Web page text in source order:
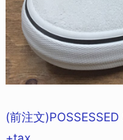
(前注文